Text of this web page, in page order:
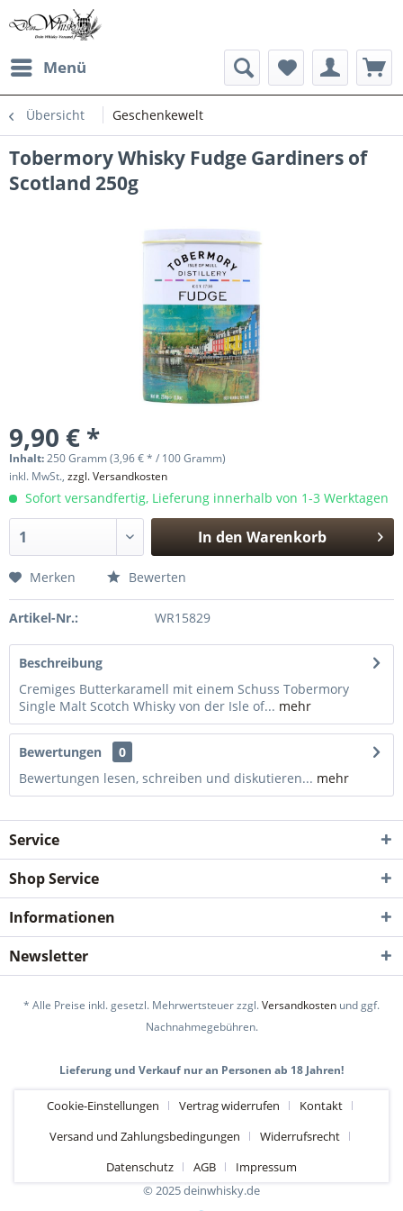
Menü
Übersicht Geschenkewelt
Tobermory Whisky Fudge Gardiners of
Scotland 250g
9,90 € *
Inhalt:250 Gramm (3,96 € * / 100 Gramm)
inkl. MwSt., zzgl. Versandkosten
Sofort versandfertig, Lieferung innerhalb von 1-3 Werktagen
In den Warenkorb
Merken Bewerten
Artikel-Nr.: WR15829
Beschreibung
Cremiges Butterkaramell mit einem Schuss Tobermory
Single Malt Scotch Whisky von der Isle of... mehr
Bewertungen
0
Bewertungen lesen, schreiben und diskutieren... mehr
Service
Shop Service
Informationen
Newsletter
* Alle Preise inkl. gesetzl. Mehrwertsteuer zzgl.Versandkosten und ggf.
Nachnahmegebühren.
Lieferung und Verkauf nur an Personen ab 18 Jahren!
Cookie-Einstellungen Vertrag widerrufen
Kontakt
Versand und Zahlungsbedingungen
Widerrufsrecht
Datenschutz
AGB
Impressum
© 2025 deinwhisky.de